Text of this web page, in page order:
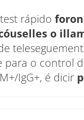
rápido
o
para o control
IgG+, é dicir